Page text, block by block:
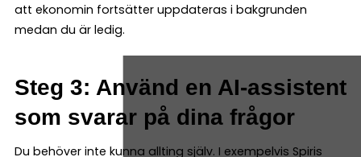
att ekonomin fortsätter uppdateras i bakgrunden
medan du är ledig.
Steg 3: Använd en AI-assistent
som svarar på dina frågor
Du behöver inte kunna allting själv. I exempelvis Spiris